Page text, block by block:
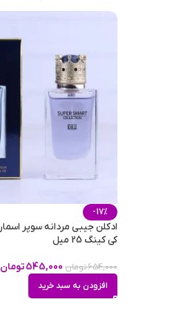
-17%
کی کینگ 25 میل
654,000تومان 545,000تومان
افزودن به سبد خرید